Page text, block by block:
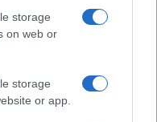
storage
on web or
storage
or app.
autoGALERIA.pl,
opiniach i relacjach
osobisty i
nietypowymi,